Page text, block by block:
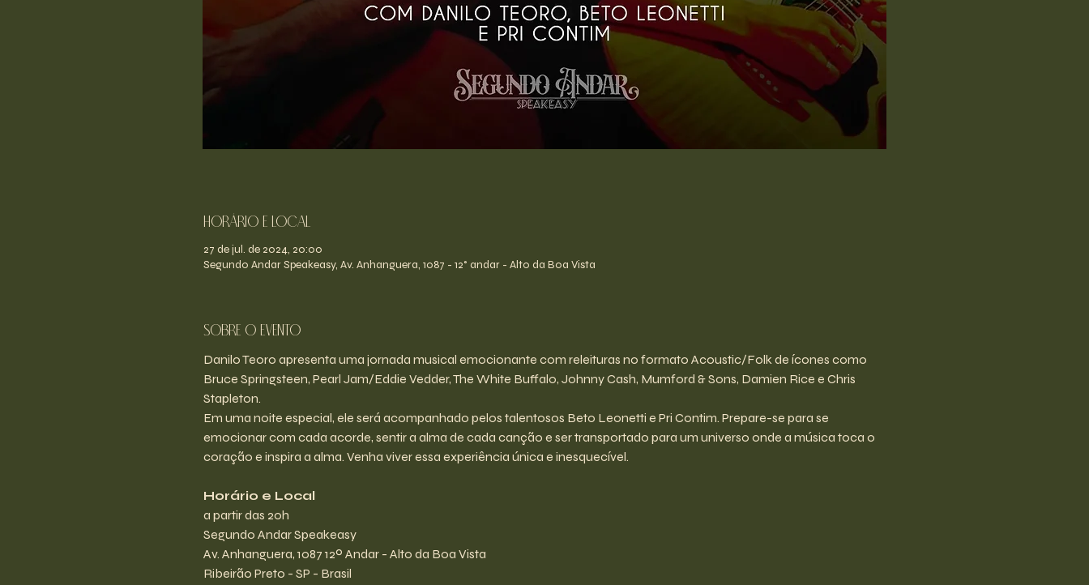
Horário e Local
27 de jul. de 2024, 20:00
Segundo Andar Speakeasy, Av. Anhanguera, 1087 - 12° andar - Alto da Boa Vista
Sobre o evento
Danilo Teoro apresenta uma jornada musical emocionante com releituras no formato Acoustic/Folk de ícones como
Bruce Springsteen, Pearl Jam/Eddie Vedder, The White Buffalo, Johnny Cash, Mumford & Sons, Damien Rice e Chris
Stapleton.
Em uma noite especial, ele será acompanhado pelos talentosos Beto Leonetti e Pri Contim. Prepare-se para se
emocionar com cada acorde, sentir a alma de cada canção e ser transportado para um universo onde a música toca o
coração e inspira a alma. Venha viver essa experiência única e inesquecível.
Horário e Local
a partir das 20h
Segundo Andar Speakeasy
Av. Anhanguera, 1087 12º Andar - Alto da Boa Vista
Ribeirão Preto - SP - Brasil